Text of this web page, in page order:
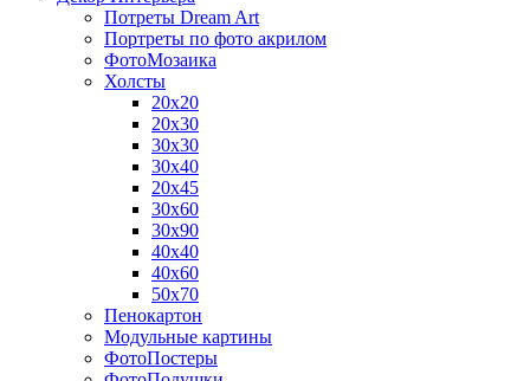
Потреты Dream Art
Портреты по фото акрилом
ФотоМозаика
Холсты
20х20
20х30
30х30
30х40
20х45
30х60
30х90
40х40
40х60
50х70
Пенокартон
Модульные картины
ФотоПостеры